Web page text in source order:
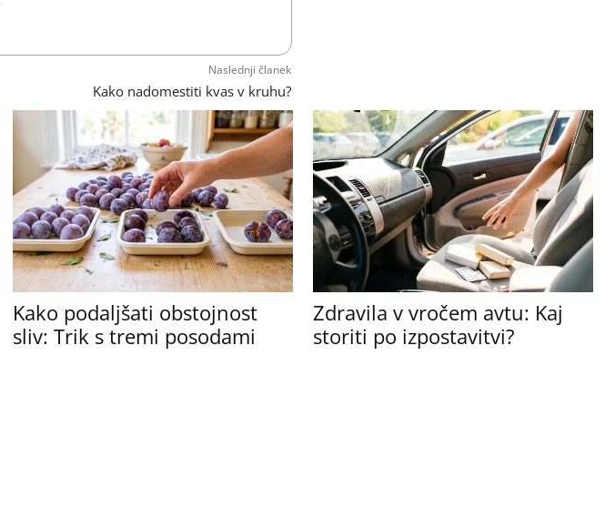
Naslednji članek
Kako nadomestiti kvas v kruhu?
Kako podaljšati obstojnost
sliv: Trik s tremi posodami
Zdravila v vročem avtu: Kaj
storiti po izpostavitvi?